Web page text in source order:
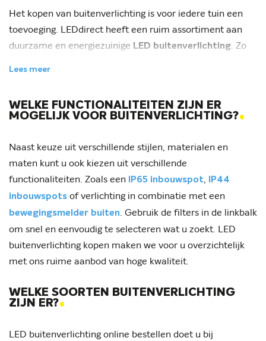
Het kopen van buitenverlichting is voor iedere tuin een
toevoeging. LEDdirect heeft een ruim assortiment aan
duurzame en energiezuinige LED buitenverlichting . Zo
breedstralers aan voor buiten waardoor u uw tuin
buitenverlichting brengt u uw tuin, balkon, terras of
terrein in de gewenste sfeer.
Lees meer
WELKE FUNCTIONALITEITEN ZIJN ER
MOGELIJK VOOR BUITENVERLICHTING?.
Naast keuze uit verschillende stijlen, materialen en
maten kunt u ook kiezen uit verschillende
functionaliteiten. Zoals een
IP65 inbouwspot
IP44
inbouwspots of verlichting in combinatie met een
bewegingsmelder buiten . Gebruik de filters in de linkbalk
om snel en eenvoudig te selecteren wat u zoekt. LED
buitenverlichting kopen maken we voor u overzichtelijk
met ons ruime aanbod van hoge kwaliteit.
WELKE SOORTEN BUITENVERLICHTING
ZIJN ER?.
LED buitenverlichting online bestellen doet u bij